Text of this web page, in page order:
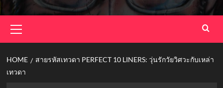
Menu
HOME
สายรหัสเทวดา PERFECT 10 LINERS: วุ่นรักวัยวิศวะกับเหล่า
เทวดา